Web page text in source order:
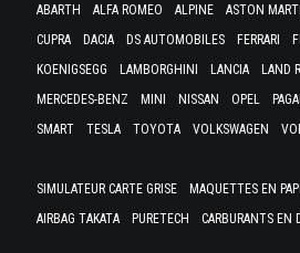
ABARTH ALFA ROMEO ALPINE ASTON
CUPRA
DACIA DS AUTOMOBILES FERRARI
KOENIGSEGG
LAMBORGHINI LANCIA LAND
MERCEDES-BENZ
MINI NISSAN OPEL
SMART
TESLA TOYOTA VOLKSWAGEN
SIMULATEUR CARTE GRISE MAQUETTES EN
AIRBAG TAKATA
PURETECH CARBURANTS EN